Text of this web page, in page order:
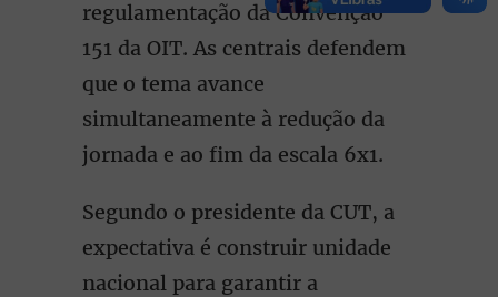
regulamentação da Convenção
151 da OIT. As centrais defendem
que o tema avance
simultaneamente à redução da
jornada e ao fim da escala 6x1.
Segundo o presidente da CUT, a
expectativa é construir unidade
nacional para garantir a